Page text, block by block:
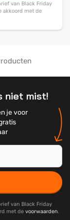
van Black Friday
akkoord met de
niet mist!
je voor
van Black Friday
met de voorwaarden.